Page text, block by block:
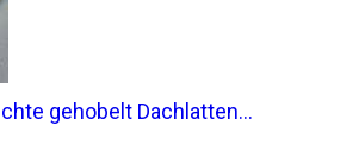
gehobelt Dachlatten...